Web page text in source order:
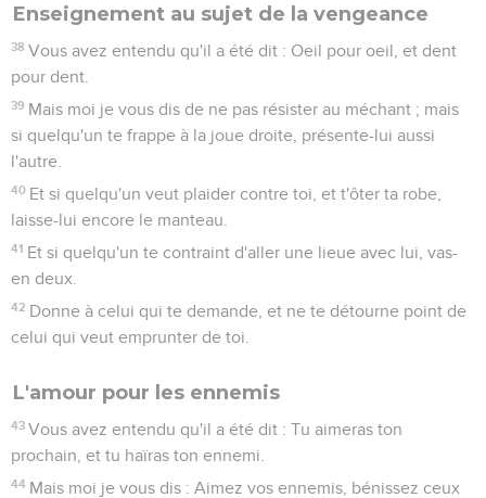
Enseignement au sujet de la vengeance
38 Vous avez entendu qu'il a été dit : Oeil pour oeil, et dent
pour dent.
39 Mais moi je vous dis de ne pas résister au méchant ; mais
si quelqu'un te frappe à la joue droite, présente-lui aussi
l'autre.
40 Et si quelqu'un veut plaider contre toi, et t'ôter ta robe,
laisse-lui encore le manteau.
41 Et si quelqu'un te contraint d'aller une lieue avec lui, vas-
en deux.
42 Donne à celui qui te demande, et ne te détourne point de
celui qui veut emprunter de toi.
L'amour pour les ennemis
43 Vous avez entendu qu'il a été dit : Tu aimeras ton
prochain, et tu haïras ton ennemi.
44 Mais moi je vous dis : Aimez vos ennemis, bénissez ceux